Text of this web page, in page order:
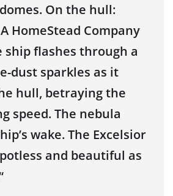
On the hull:
A HomeStead Company
ship flashes through a
dust sparkles as it
hull, betraying the
speed. The nebula
wake. The Excelsior
and beautiful as